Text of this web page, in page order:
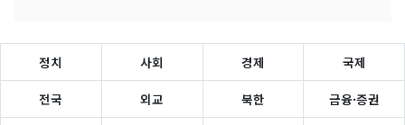
정치 사회 경제 국제
전국 외교 북한 금융·증권